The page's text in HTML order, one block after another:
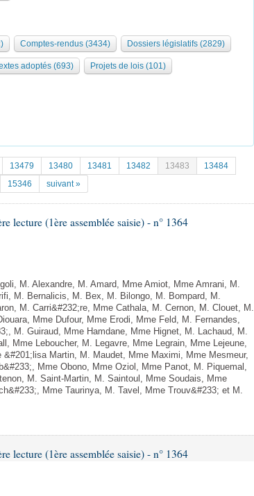
Comptes-rendus (3434) Dossiers législatifs (2829)
adoptés (693) Projets de lois (101)
13479 13480 13481 13482 13483
13484
15346 suivant »
lecture (1ère assemblée saisie) - n° 1364
M. Alexandre, M. Amard, Mme Amiot, Mme Amrani, M.
M. Bernalicis, M. Bex, M. Bilongo, M. Bompard, M.
M. Carri&#232;re, Mme Cathala, M. Cernon, M. Clouet, M.
Mme Dufour, Mme Erodi, Mme Feld, M. Fernandes,
M. Guiraud, Mme Hamdane, Mme Hignet, M. Lachaud, M.
Mme Leboucher, M. Legavre, Mme Legrain, Mme Lejeune,
Martin, M. Maudet, Mme Maximi, Mme Mesmeur,
Mme Obono, Mme Oziol, Mme Panot, M. Piquemal,
M. Saint-Martin, M. Saintoul, Mme Soudais, Mme
Mme Taurinya, M. Tavel, Mme Trouv&#233; et M.
lecture (1ère assemblée saisie) - n° 1364